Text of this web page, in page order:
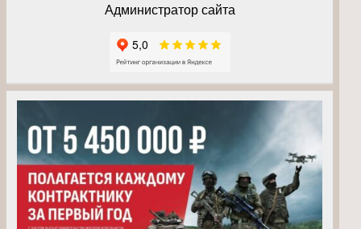
Администратор сайта